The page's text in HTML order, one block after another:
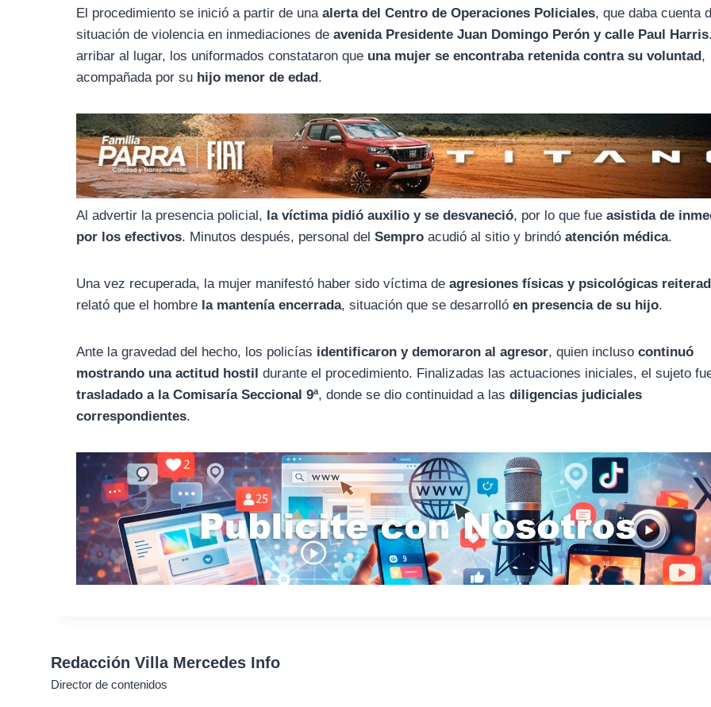
El procedimiento se inició a partir de unaalerta del Centro de Operaciones Policiales, que daba cuenta
situación de violencia en inmediaciones deavenida Presidente Juan Domingo Perón y calle Paul Harris
arribar al lugar, los uniformados constataron que una mujer se encontraba retenida contra su voluntad ,
acompañada por su hijo menor de edad .
Al advertir la presencia policial, la víctima pidió auxilio y se desvaneció, por lo que fueasistida de
por los efectivos. Minutos después, personal delSempro acudió al sitio y brindóatención médica.
Una vez recuperada, la mujer manifestó haber sido víctima deagresiones físicas y psicológicas
relató que el hombre la mantenía encerrada, situación que se desarrollóen presencia de su hijo.
Ante la gravedad del hecho, los policías identificaron y demoraron al agresor, quien inclusocontinuó
mostrando una actitud hostil durante el procedimiento. Finalizadas las actuaciones iniciales, el sujeto
trasladado a la Comisaría Seccional 9ª, donde se dio continuidad a lasdiligencias judiciales
correspondientes.
Redacción Villa Mercedes Info
Director de contenidos